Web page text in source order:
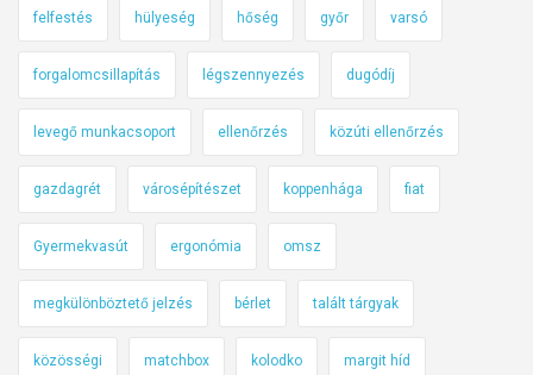
felfestés hülyeség hőség győr varsó
forgalomcsillapítás légszennyezés dugódíj
levegő munkacsoport ellenőrzés közúti ellenőrzés
gazdagrét városépítészet koppenhága fiat
Gyermekvasút ergonómia omsz
megkülönböztető jelzés bérlet talált tárgyak
közösségi matchbox kolodko margit híd